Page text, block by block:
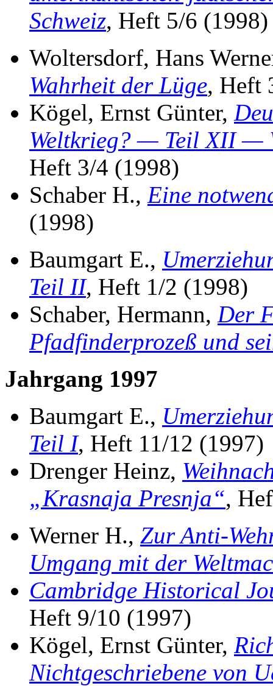
Schweiz, Heft 5/6 (1998)
Woltersdorf, Hans
Wahrheit der Lüge, Heft
Kögel, Ernst Günter,
Weltkrieg? — Teil XII —
Heft 3/4 (1998)
Schaber H., Eine
(1998)
Baumgart E.,
Teil II, Heft 1/2 (1998)
Schaber, Hermann, Der
Pfadfinderprozeß und
Jahrgang 1997
Baumgart E.,
Teil I, Heft 11/12 (1997)
Drenger Heinz,
„Krasnaja Presnja“,
Werner H., Zur Anti-
Umgang mit der
Cambridge Historical
Heft 9/10 (1997)
Kögel, Ernst Günter,
Nichtgeschriebene von